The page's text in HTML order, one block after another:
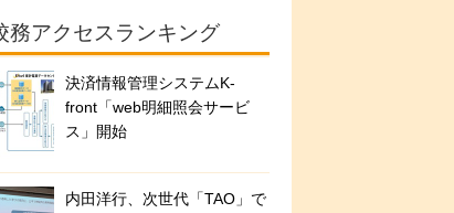
務アクセスランキング
決済情報管理システムK-
front「web明細照会サービ
ス」開始
内田洋行、次世代「TAO」で